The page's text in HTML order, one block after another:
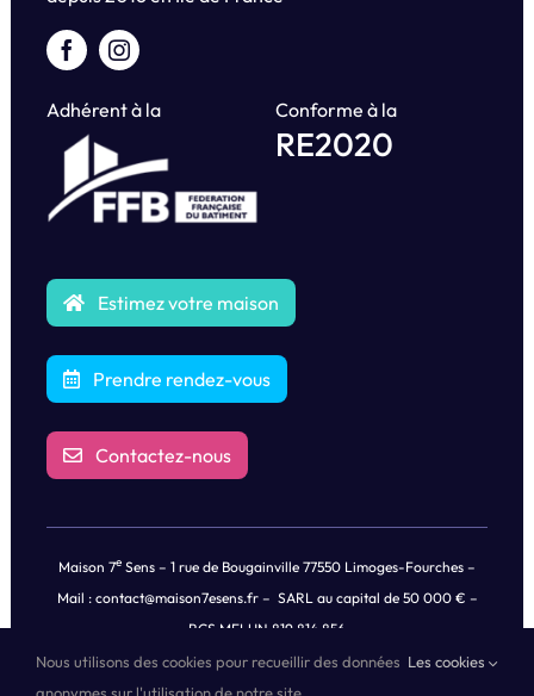
Adhérent à la Conforme à la
RE2020
Estimez votre maison
Prendre rendez-vous
Contactez-nous
Maison 7e Sens – 1 rue de Bougainville 77550 Limoges-Fourches –
Mail : contact@maison7esens.fr– SARL au capital de 50 000 € –
RCS MELUN 819 814 856
© Copyright2026 |Mentions légales|Politique de Confidentialités
Nous utilisons des cookies pour recueillir des données Les cookies